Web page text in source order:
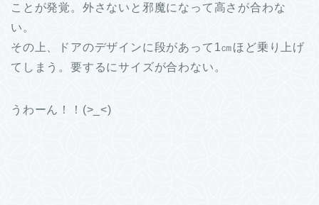
ことが発覚。外さないと邪魔になって高さが合わな
い。
その上、ドアのデザインに段があって1㎝ほど乗り上げ
てしまう。要するにサイズが合わない。
うわーん！！(>_<)